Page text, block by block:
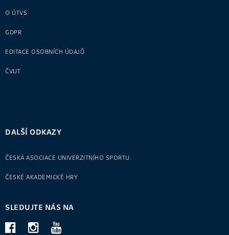
O ÚTVS
GDPR
EDITACE OSOBNÍCH ÚDAJŮ
ČVUT
DALŠÍ ODKAZY
ČESKÁ ASOCIACE UNIVERZITNÍHO SPORTU
ČESKÉ AKADEMICKÉ HRY
SLEDUJTE NÁS NA